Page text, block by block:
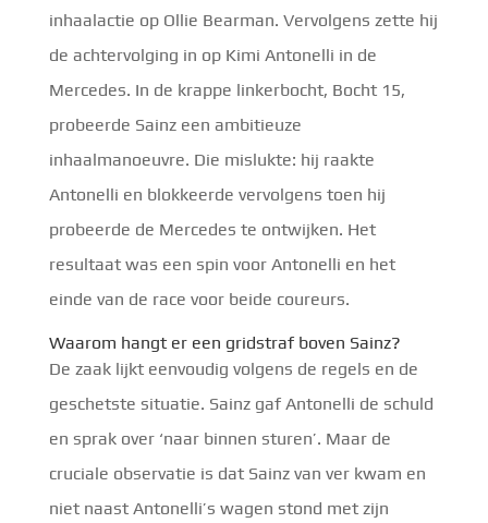
inhaalactie op Ollie Bearman. Vervolgens zette hij
de achtervolging in op Kimi Antonelli in de
Mercedes. In de krappe linkerbocht, Bocht 15,
probeerde Sainz een ambitieuze
inhaalmanoeuvre. Die mislukte: hij raakte
Antonelli en blokkeerde vervolgens toen hij
probeerde de Mercedes te ontwijken. Het
resultaat was een spin voor Antonelli en het
einde van de race voor beide coureurs.
Waarom hangt er een gridstraf boven Sainz?
De zaak lijkt eenvoudig volgens de regels en de
geschetste situatie. Sainz gaf Antonelli de schuld
en sprak over ‘naar binnen sturen’. Maar de
cruciale observatie is dat Sainz van ver kwam en
niet naast Antonelli’s wagen stond met zijn